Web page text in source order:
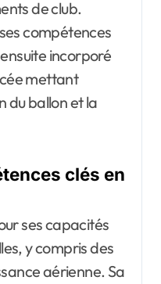
de club.
compétences
incorporé
mettant
du ballon et la
clés en
ses capacités
y compris des
aérienne. Sa